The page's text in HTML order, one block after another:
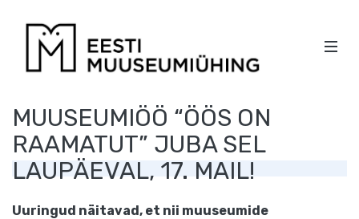
KÜLGPAANI
NAVIGATSIOON
MUUSEUMIÖÖ “ÖÖS ON
RAAMATUT” JUBA SEL
LAUPÄEVAL, 17. MAIL!
Uuringud näitavad, et nii muuseumide